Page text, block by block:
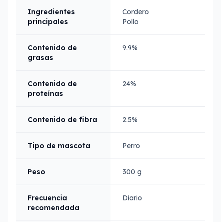
Ingredientes
principales
Cordero
Pollo
Contenido de
grasas
9.9%
Contenido de
proteínas
24%
Contenido de fibra 2.5%
Tipo de mascota Perro
Peso 300 g
Frecuencia
recomendada
Diario